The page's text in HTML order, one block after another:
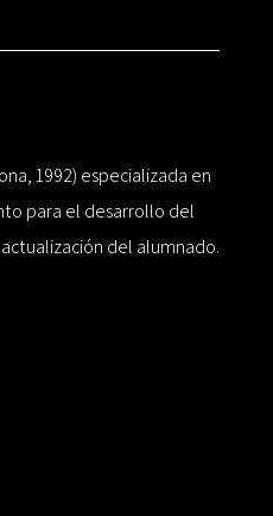
1992) especializada en
para el desarrollo del
del alumnado.